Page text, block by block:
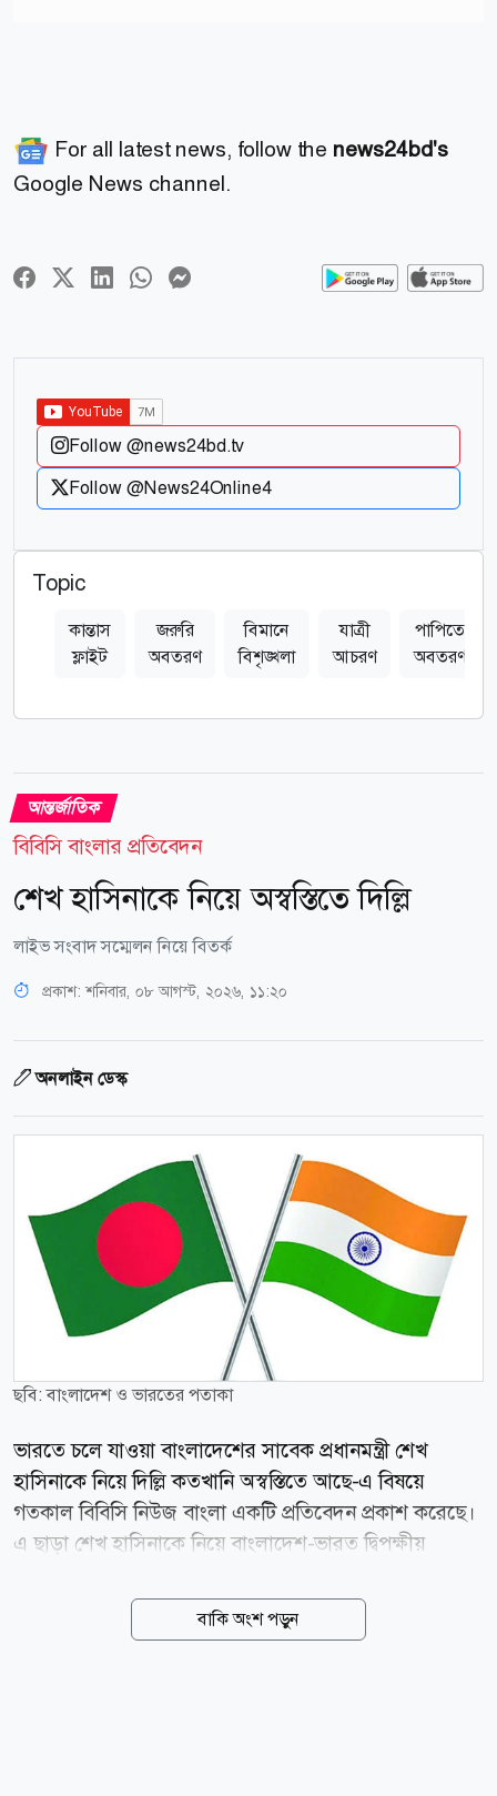
For all latest news, follow the news24bd's
Google News channel.
Follow @news24bd.tv
Follow @News24Online4
Topic
কান্তাস
ফ্লাইট
জরুরি
অবতরণ
বিমানে
বিশৃঙ্খলা
যাত্রী
আচরণ
পাপিতে
অবতরণ
আন্তর্জাতিক
বিবিসি বাংলার প্রতিবেদন
শেখ হাসিনাকে নিয়ে অস্বস্তিতে দিল্লি
লাইভ সংবাদ সম্মেলন নিয়ে বিতর্ক
প্রকাশ:শনিবার, ০৮ আগস্ট, ২০২৬, ১১:২০
অনলাইন ডেস্ক
ছবি: বাংলাদেশ ও ভারতের পতাকা
ভারতে চলে যাওয়া বাংলাদেশের সাবেক প্রধানমন্ত্রী শেখ
হাসিনাকে নিয়ে দিল্লি কতখানি অস্বস্তিতে আছে-এ বিষয়ে
গতকাল বিবিসি নিউজ বাংলা একটি প্রতিবেদন প্রকাশ করেছে।
এ ছাড়া শেখ হাসিনাকে নিয়ে বাংলাদেশ-ভারত দ্বিপক্ষীয়
ডিপ্লোম্যাট একটি প্রতিবেদন প্রকাশ করেছে। বিবিসির
প্রতিবেদনে বলা হয়েছে, দিল্লির পার্লামেন্ট ভবন অ্যানেক্সে ডাকা
বাকি অংশ পড়ুন